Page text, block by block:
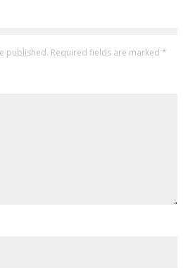
published. Required fields are marked *